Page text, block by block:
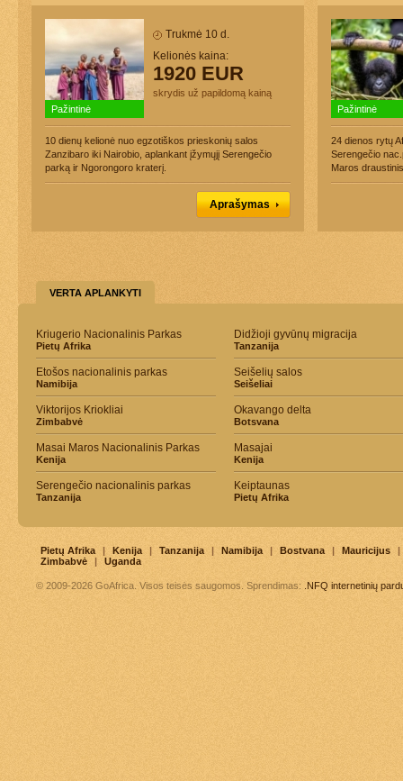
Pažintinė
Trukmė 10 d.
Kelionės kaina:
1920 EUR
skrydis už papildomą kainą
10 dienų kelionė nuo egzotiškos prieskonių salos
Zanzibaro iki Nairobio, aplankant įžymųjį Serengečio
parką ir Ngorongoro kraterį.
Aprašymas
Pažintinė
24 dienos rytų
Serengečio
Maros
VERTA APLANKYTI
Kriugerio Nacionalinis Parkas
Pietų Afrika
Etošos nacionalinis parkas
Namibija
Viktorijos Kriokliai
Zimbabvė
Masai Maros Nacionalinis Parkas
Kenija
Serengečio nacionalinis parkas
Tanzanija
Didžioji gyvūnų migracija
Tanzanija
Seišelių salos
Seišeliai
Okavango delta
Botsvana
Masajai
Kenija
Keiptaunas
Pietų Afrika
Pietų Afrika | Kenija | Tanzanija | Namibija | Bostvana | Mauricijus
|
Zimbabvė
| Uganda
© 2009-2026 GoAfrica. Visos teisės saugomos. Sprendimas: .NFQ internetinių